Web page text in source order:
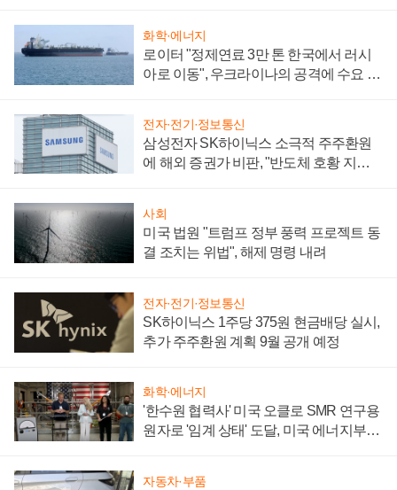
화학·에너지
로이터 "정제연료 3만 톤 한국에서 러시
아로 이동", 우크라이나의 공격에 수요 늘
전자·전기·정보통신
삼성전자 SK하이닉스 소극적 주주환원
에 해외 증권가 비판, "반도체 호황 지속
사회
미국 법원 "트럼프 정부 풍력 프로젝트 동
결 조치는 위법", 해제 명령 내려
전자·전기·정보통신
SK하이닉스 1주당 375원 현금배당 실시,
추가 주주환원 계획 9월 공개 예정
화학·에너지
'한수원 협력사' 미국 오클로 SMR 연구용
원자로 '임계 상태' 도달, 미국 에너지부
자동차·부품